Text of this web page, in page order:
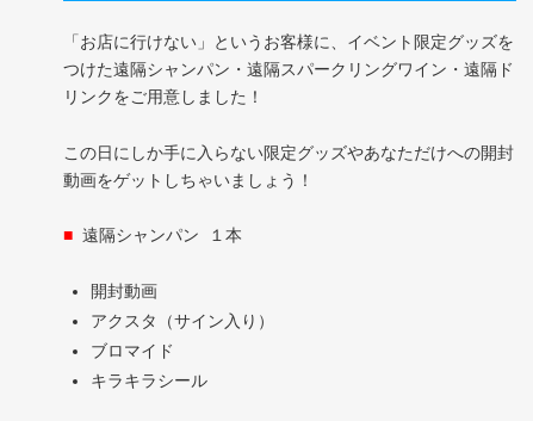
「お店に行けない」というお客様に、イベント限定グッズを
つけた遠隔シャンパン・遠隔スパークリングワイン・遠隔ド
リンクをご用意しました！
この日にしか手に入らない限定グッズやあなただけへの開封
動画をゲットしちゃいましょう！
■ 遠隔シャンパン １本
開封動画
アクスタ（サイン入り）
ブロマイド
キラキラシール